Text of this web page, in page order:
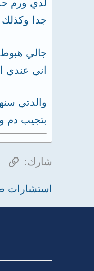
جدا
جالي
اني عندي
بتجيب دم
شارك:
استشارات